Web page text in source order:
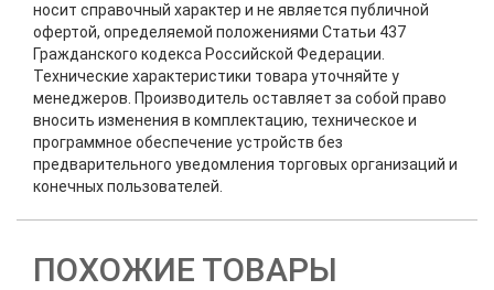
носит справочный характер и не является публичной
офертой, определяемой положениями Статьи 437
Гражданского кодекса Российской Федерации.
Технические характеристики товара уточняйте у
менеджеров. Производитель оставляет за собой право
вносить изменения в комплектацию, техническое и
программное обеспечение устройств без
предварительного уведомления торговых организаций и
конечных пользователей.
ПОХОЖИЕ ТОВАРЫ